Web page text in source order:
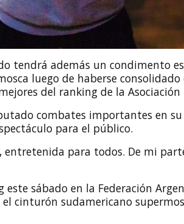
tendrá además un condimento
luego de haberse
del ranking de la Asociación
combates importantes en
para el público.
entretenida para todos. De mi
este sábado en la Federación
cinturón sudamericano